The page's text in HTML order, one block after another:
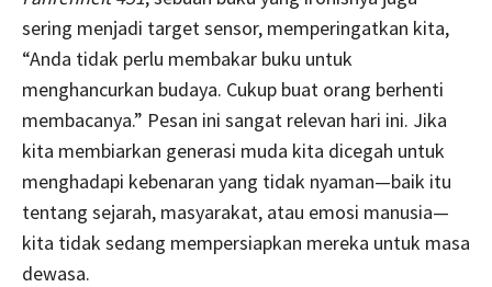
sering menjadi target sensor, memperingatkan kita,
“Anda tidak perlu membakar buku untuk
menghancurkan budaya. Cukup buat orang berhenti
membacanya.” Pesan ini sangat relevan hari ini. Jika
kita membiarkan generasi muda kita dicegah untuk
menghadapi kebenaran yang tidak nyaman—baik itu
tentang sejarah, masyarakat, atau emosi manusia—
kita tidak sedang mempersiapkan mereka untuk masa
dewasa.